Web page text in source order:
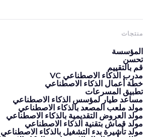
منتجات
المؤسسة
تحسن
قم بالتقييم
مدرب الذكاء الاصطناعي VC
خطة أعمال الذكاء الاصطناعي
تطبيق المسرعات
مساعد طيار لمؤسس الذكاء الاصطناعي
مولد ملعب المصعد بالذكاء الاصطناعي
مولد العروض التقديمية بالذكاء الاصطناعي
مولد قماش بتقنية الذكاء الاصطناعي
مولد تأشيرة بدء التشغيل بالذكاء الاصطناعي